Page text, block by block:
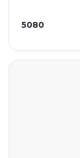
5080